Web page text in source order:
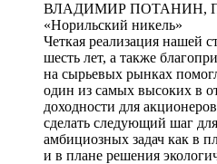
ВЛАДИМИР ПОТАНИН,
«Норильский никель»
Четкая реализация нашей
шесть лет, а также
на сырьевых рынках
один из самых высоких в
доходности для
сделать следующий шаг
амбициозных задач как в
и в плане решения